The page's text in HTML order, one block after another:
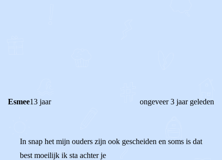
Esmee13 jaar ongeveer 3 jaar geleden
In snap het mijn ouders zijn ook gescheiden en soms is dat
best moeilijk ik sta achter je